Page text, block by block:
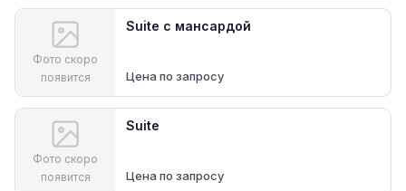
Фото скоро
появится
Suite с мансардой
Цена по запросу
Фото скоро
появится
Suite
Цена по запросу